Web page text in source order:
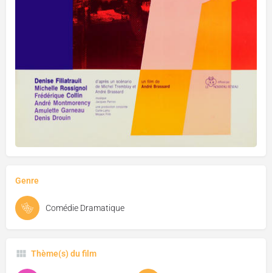
Genre
Comédie Dramatique
Thème(s) du film